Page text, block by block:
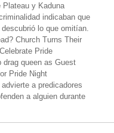
y Kaduna
indicaban que
lo que omitían.
Church Turns Their
Pride
drag queen as Guest
Pride Night
a predicadores
a alguien durante